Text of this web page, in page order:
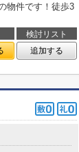
物件です！徒歩3
検討リスト
追加する